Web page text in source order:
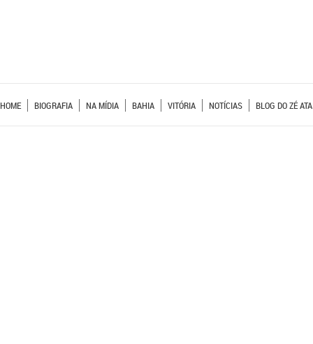
HOME BIOGRAFIA NA MÍDIA BAHIA VITÓRIA NOTÍCIAS BLOG DO ZÉ